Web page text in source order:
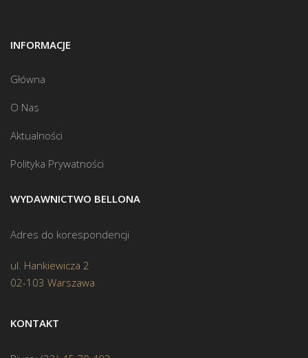
INFORMACJE
Główna
O Nas
Aktualności
Polityka Prywatności
WYDAWNICTWO BELLONA
Adres do korespondencji
ul. Hankiewicza 2
02-103 Warszawa
KONTAKT